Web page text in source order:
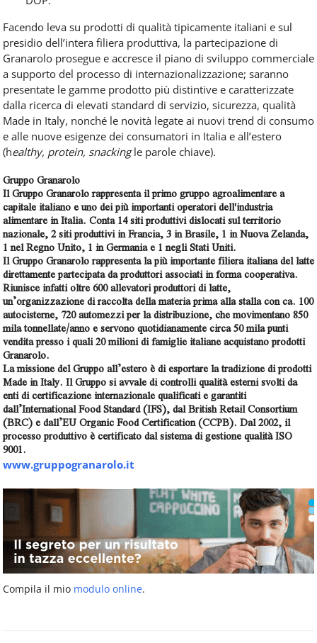
Facendo leva su prodotti di qualità tipicamente italiani e sul
presidio dell’intera filiera produttiva, la partecipazione di
Granarolo prosegue e accresce il piano di sviluppo commerciale
a supporto del processo di internazionalizzazione; saranno
presentate le gamme prodotto più distintive e caratterizzate
dalla ricerca di elevati standard di servizio, sicurezza, qualità
Made in Italy, nonché le novità legate ai nuovi trend di consumo
e alle nuove esigenze dei consumatori in Italia e all’estero
(healthy, protein, snackingle parole chiave).
Gruppo Granarolo
Il Gruppo Granarolo rappresenta il primo gruppo agroalimentare a
capitale italiano e uno dei più importanti operatori dell'industria
alimentare in Italia. Conta 14 siti produttivi dislocati sul territorio
nazionale, 2 siti produttivi in Francia, 3 in Brasile, 1 in Nuova Zelanda,
1 nel Regno Unito, 1 in Germania e 1 negli Stati Uniti.
Il Gruppo Granarolo rappresenta la più importante filiera italiana del latte
direttamente partecipata da produttori associati in forma cooperativa.
Riunisce infatti oltre 600 allevatori produttori di latte,
un’organizzazione di raccolta della materia prima alla stalla con ca. 100
autocisterne, 720 automezzi per la distribuzione, che movimentano 850
mila tonnellate/anno e servono quotidianamente circa 50 mila punti
vendita presso i quali 20 milioni di famiglie italiane acquistano prodotti
Granarolo.
La missione del Gruppo all’estero è di esportare la tradizione di prodotti
Made in Italy. Il Gruppo si avvale di controlli qualità esterni svolti da
enti di certificazione internazionale qualificati e garantiti
dall’International Food Standard (IFS), dal British Retail Consortium
(BRC) e dall’EU Organic Food Certification (CCPB). Dal 2002, il
processo produttivo è certificato dal sistema di gestione qualità ISO
9001.
www.gruppogranarolo.it
Compila il mio modulo online.